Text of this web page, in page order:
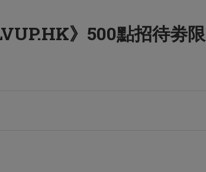
》500點招待劵限